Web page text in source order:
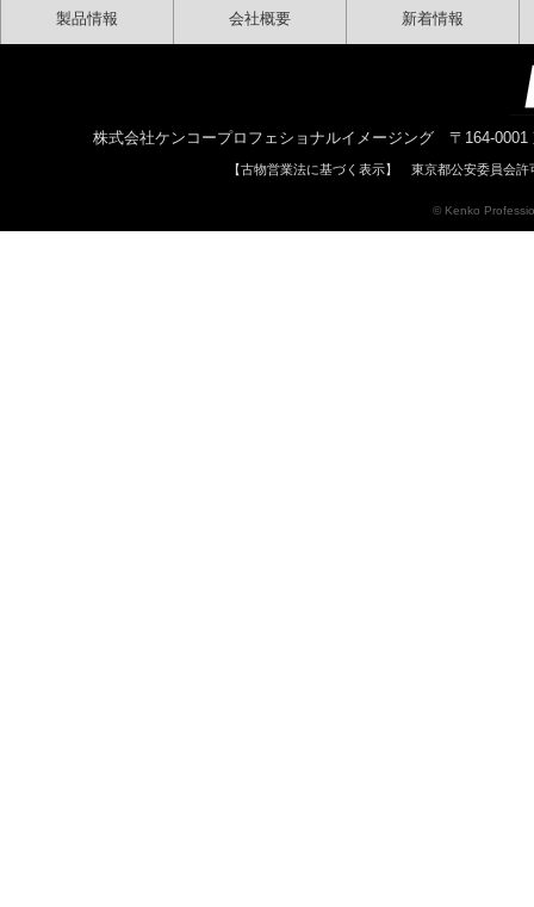
製品情報 会社概要 新着情報
株式会社ケンコープロフェショナルイメージング 〒164-
【古物営業法に基づく表示】 東京都公安委員会
© Kenko